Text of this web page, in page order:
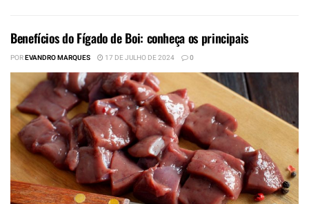
Benefícios do Fígado de Boi: conheça os principais
POREVANDRO MARQUES 17 DE JULHO DE 2024 0